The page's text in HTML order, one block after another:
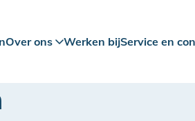
Over ons Werken bijService en